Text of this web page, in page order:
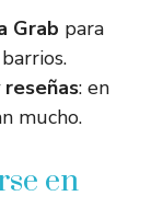
Grab para
: en
mucho.
en